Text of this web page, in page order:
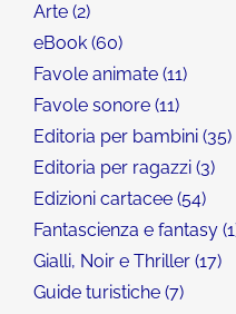
Arte 2
eBook 60
Favole animate 11
Favole sonore 11
Editoria per bambini 35
Editoria per ragazzi 3
Edizioni cartacee 54
Fantascienza e fantasy 1
Gialli, Noir e Thriller 17
Guide turistiche 7